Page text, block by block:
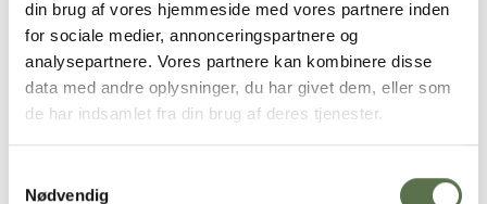
din brug af vores hjemmeside med vores partnere inden
for sociale medier, annonceringspartnere og
analysepartnere. Vores partnere kan kombinere disse
data med andre oplysninger, du har givet dem, eller som
de har indsamlet fra din brug af deres tjenester.
Nødvendig
bageoplevelse. Derfor kan du altid være sikker på, at du bager
med klid af højeste kvalitet.
Dansk håndværk siden 1899